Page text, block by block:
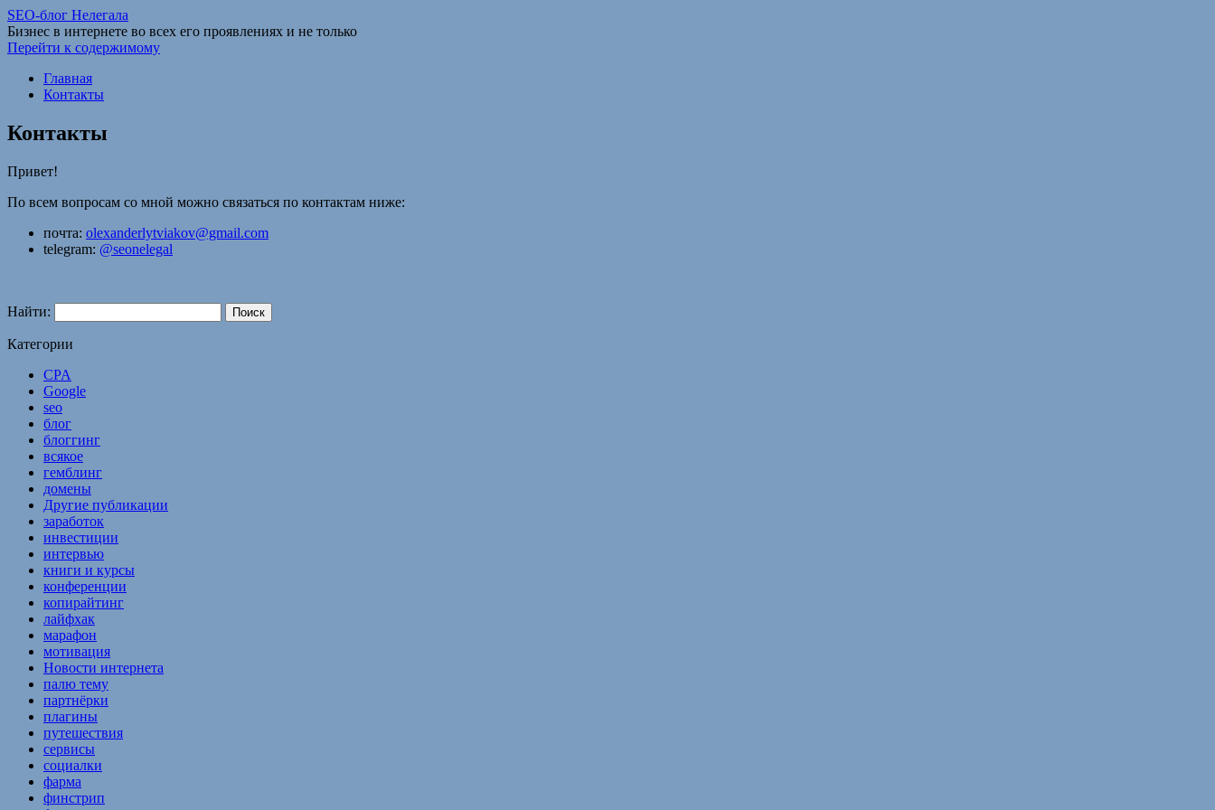
SEO-блог Нелегала
Бизнес в интернете во всех его проявлениях и не только
Перейти к содержимому
Главная
Контакты
Контакты
Привет!
По всем вопросам со мной можно связаться по контактам ниже:
почта: olexanderlytviakov@gmail.com
telegram: @seonelegal
Найти:
Категории
CPA
Google
seo
блог
блоггинг
всякое
гемблинг
домены
Другие публикации
заработок
инвестиции
интервью
книги и курсы
конференции
копирайтинг
лайфхак
марафон
мотивация
Новости интернета
палю тему
партнёрки
плагины
путешествия
сервисы
социалки
фарма
финстрип